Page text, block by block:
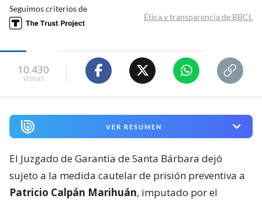
Seguimos criterios de
Ética y transparencia de BBCL
10.430
visitas
VER RESUMEN
El Juzgado de Garantía de Santa Bárbara dejó
sujeto a la medida cautelar de prisión preventiva a
Patricio Calpán Marihuán, imputado por el